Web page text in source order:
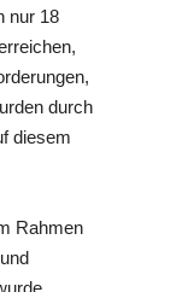
nur 18
durch
diesem
Rahmen